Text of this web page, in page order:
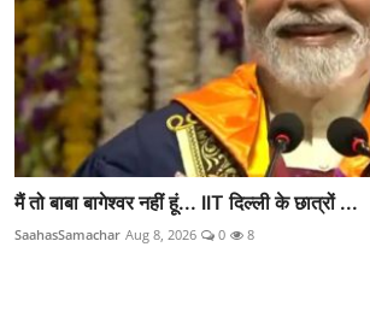
मैं तो बाबा बागेश्वर नहीं हूं... IIT दिल्ली के छात्रों ...
SaahasSamachar Aug 8, 2026 0 8